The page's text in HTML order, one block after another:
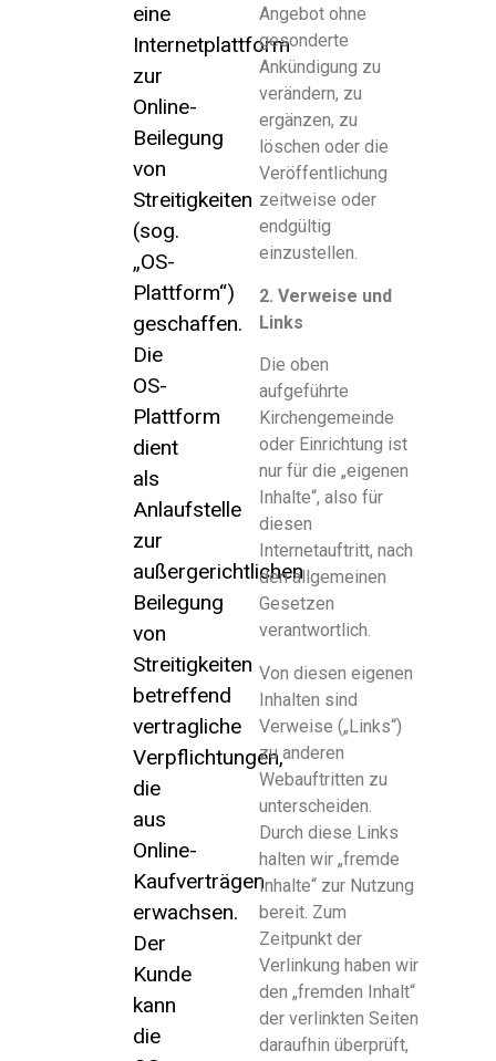
eine
Internetplattform
zur
Online-
Beilegung
von
Streitigkeiten
(sog.
„OS-
Plattform“)
geschaffen.
Die
OS-
Plattform
dient
als
Anlaufstelle
zur
außergerichtlichen
Beilegung
von
Streitigkeiten
betreffend
vertragliche
Verpflichtungen,
die
aus
Online-
Kaufverträgen
erwachsen.
Der
Kunde
kann
die
Angebot ohne
gesonderte
Ankündigung zu
verändern, zu
ergänzen, zu
löschen oder die
Veröffentlichung
zeitweise oder
endgültig
einzustellen.
2. Verweise und
Links
Die oben
aufgeführte
Kirchengemeinde
oder Einrichtung ist
nur für die „eigenen
Inhalte“, also für
diesen
Internetauftritt, nach
den allgemeinen
Gesetzen
verantwortlich.
Von diesen eigenen
Inhalten sind
Verweise („Links“)
zu anderen
Webauftritten zu
unterscheiden.
Durch diese Links
halten wir „fremde
Inhalte“ zur Nutzung
bereit. Zum
Zeitpunkt der
Verlinkung haben wir
den „fremden Inhalt“
der verlinkten Seiten
daraufhin überprüft,